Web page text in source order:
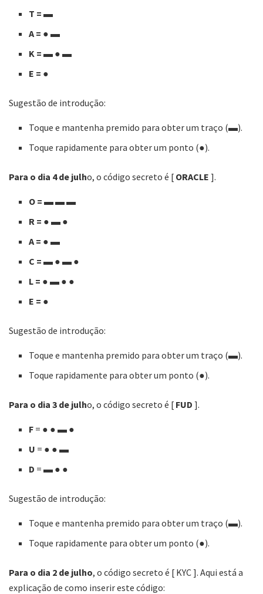
T = ▬
A = ● ▬
K = ▬ ● ▬
E = ●
Sugestão de introdução:
Toque e mantenha premido para obter um traço (▬).
Toque rapidamente para obter um ponto (●).
Para o dia 4 de julho, o código secreto é [ ORACLE ].
O = ▬ ▬ ▬
R = ● ▬ ●
A = ● ▬
C = ▬ ● ▬ ●
L = ● ▬ ● ●
E = ●
Sugestão de introdução:
Toque e mantenha premido para obter um traço (▬).
Toque rapidamente para obter um ponto (●).
Para o dia 3 de julho, o código secreto é [ FUD ].
F = ● ● ▬ ●
U = ● ● ▬
D = ▬ ● ●
Sugestão de introdução:
Toque e mantenha premido para obter um traço (▬).
Toque rapidamente para obter um ponto (●).
Para o dia 2 de julho, o código secreto é [ KYC ]. Aqui está a
explicação de como inserir este código: